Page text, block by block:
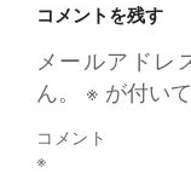
コメントを残す
メールアドレ
ん。
※ が付い
コメント
※